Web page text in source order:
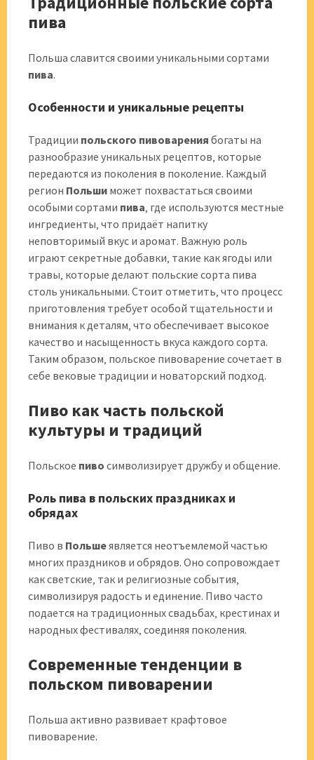
пива
Польша славится своими уникальными сортами
пива.
Особенности и уникальные рецепты
Традиции польского пивоварения богаты на
разнообразие уникальных рецептов‚ которые
передаются из поколения в поколение. Каждый
регион Польши может похвастаться своими
особыми сортами пива‚ где используются местные
ингредиенты‚ что придаёт напитку
неповторимый вкус и аромат. Важную роль
играют секретные добавки‚ такие как ягоды или
травы‚ которые делают польские сорта пива
столь уникальными. Стоит отметить‚ что процесс
приготовления требует особой тщательности и
внимания к деталям‚ что обеспечивает высокое
качество и насыщенность вкуса каждого сорта.
Таким образом‚ польское пивоварение сочетает в
себе вековые традиции и новаторский подход.
Пиво как часть польской
культуры и традиций
Польское пиво символизирует дружбу и общение.
Роль пива в польских праздниках и
обрядах
Пиво в Польшеявляется неотъемлемой частью
многих праздников и обрядов. Оно сопровождает
как светские‚ так и религиозные события‚
символизируя радость и единение. Пиво часто
подается на традиционных свадьбах‚ крестинах и
народных фестивалях‚ соединяя поколения.
Современные тенденции в
польском пивоварении
Польша активно развивает крафтовое
пивоварение.